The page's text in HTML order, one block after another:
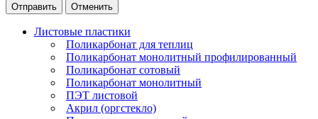
Отменить
Листовые пластики
Поликарбонат для теплиц
Поликарбонат монолитный профилированный
Поликарбонат сотовый
Поликарбонат монолитный
ПЭТ листовой
Акрил (оргстекло)